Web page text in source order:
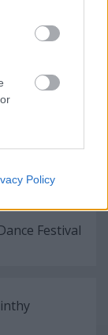
Policy
Festival